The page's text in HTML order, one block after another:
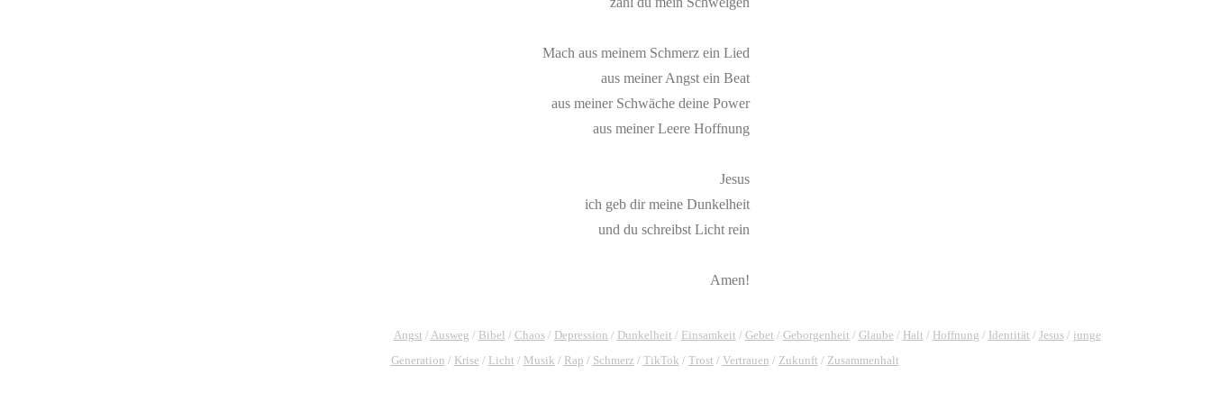
Mach aus meinem Schmerz ein Lied
aus meiner Angst ein Beat
aus meiner Schwäche deine Power
aus meiner Leere Hoffnung
Jesus
ich geb dir meine Dunkelheit
und du schreibst Licht rein
Amen!
Angst / Ausweg / Bibel / Chaos/ Depression / Dunkelheit / Einsamkeit / Gebet / Geborgenheit / Glaube / Halt / Hoffnung / Identität / Jesus/ junge
Generation / Krise / Licht / Musik / Rap / Schmerz / TikTok / Trost / Vertrauen / Zukunft / Zusammenhalt